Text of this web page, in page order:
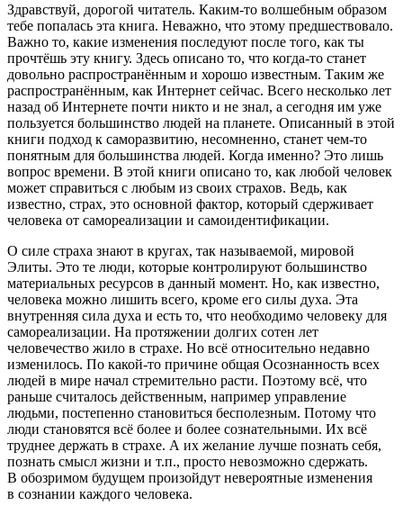
Здравствуй, дорогой читатель. Каким-то волшебным образом
тебе попалась эта книга. Неважно, что этому предшествовало.
Важно то, какие изменения последуют после того, как ты
прочтёшь эту книгу. Здесь описано то, что когда-то станет
довольно распространённым и хорошо известным. Таким же
распространённым, как Интернет сейчас. Всего несколько лет
назад об Интернете почти никто и не знал, а сегодня им уже
пользуется большинство людей на планете. Описанный в этой
книги подход к саморазвитию, несомненно, станет чем-то
понятным для большинства людей. Когда именно? Это лишь
вопрос времени. В этой книги описано то, как любой человек
может справиться с любым из своих страхов. Ведь, как
известно, страх, это основной фактор, который сдерживает
человека от самореализации и самоидентификации.
О силе страха знают в кругах, так называемой, мировой
Элиты. Это те люди, которые контролируют большинство
материальных ресурсов в данный момент. Но, как известно,
человека можно лишить всего, кроме его силы духа. Эта
внутренняя сила духа и есть то, что необходимо человеку для
самореализации. На протяжении долгих сотен лет
человечество жило в страхе. Но всё относительно недавно
изменилось. По какой-то причине общая Осознанность всех
людей в мире начал стремительно расти. Поэтому всё, что
раньше считалось действенным, например управление
людьми, постепенно становиться бесполезным. Потому что
люди становятся всё более и более сознательными. Их всё
труднее держать в страхе. А их желание лучше познать себя,
познать смысл жизни и т.п., просто невозможно сдержать.
В обозримом будущем произойдут невероятные изменения
в сознании каждого человека.